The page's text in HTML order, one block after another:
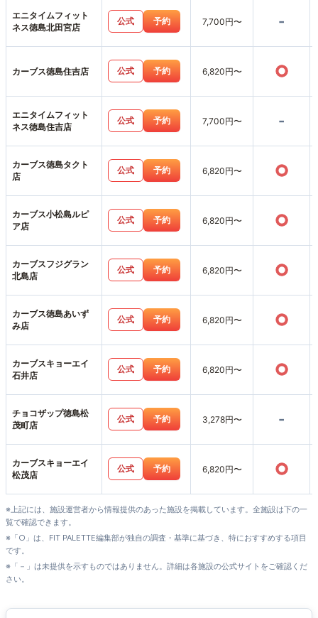
エニタイムフィット
ネス徳島北田宮店
公式 予約 7,700円〜 -
カーブス徳島住吉店 公式 予約 6,820円〜 ○
エニタイムフィット
ネス徳島住吉店
公式 予約 7,700円〜 -
カーブス徳島タクト
店
公式 予約 6,820円〜 ○
カーブス小松島ルピ
ア店
公式 予約 6,820円〜 ○
カーブスフジグラン
北島店
公式 予約 6,820円〜 ○
カーブス徳島あいず
み店
公式 予約 6,820円〜 ○
カーブスキョーエイ
石井店
公式 予約 6,820円〜 ○
チョコザップ徳島松
茂町店
公式 予約 3,278円〜 -
カーブスキョーエイ
松茂店
公式 予約 6,820円〜 ○
※上記には、施設運営者から情報提供のあった施設を掲載しています。全施設は下の一
覧で確認できます。
※「○」は、FIT PALETTE編集部が独自の調査・基準に基づき、特におすすめする項目
です。
※「－」は未提供を示すものではありません。詳細は各施設の公式サイトをご確認くだ
さい。